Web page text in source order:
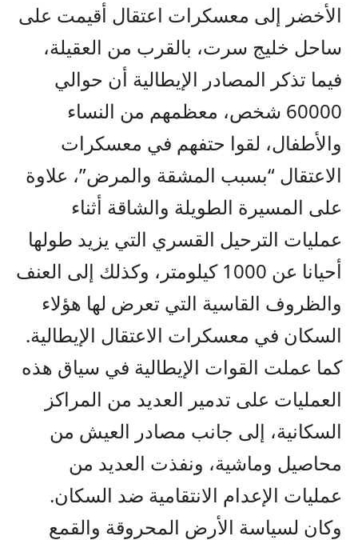
الأخضر إلى معسكرات اعتقال أقيمت على
ساحل خليج سرت، بالقرب من العقيلة،
فيما تذكر المصادر الإيطالية أن حوالي
60000 شخص، معظمهم من النساء
والأطفال، لقوا حتفهم في معسكرات
الاعتقال “بسبب المشقة والمرض”، علاوة
على المسيرة الطويلة والشاقة أثناء
عمليات الترحيل القسري التي يزيد طولها
أحيانا عن 1000 كيلومتر، وكذلك إلى العنف
والظروف القاسية التي تعرض لها هؤلاء
السكان في معسكرات الاعتقال الإيطالية.
كما عملت القوات الإيطالية في سياق هذه
العمليات على تدمير العديد من المراكز
السكانية، إلى جانب مصادر العيش من
محاصيل وماشية، ونفذت العديد من
عمليات الإعدام الانتقامية ضد السكان.
وكان لسياسة الأرض المحروقة والقمع